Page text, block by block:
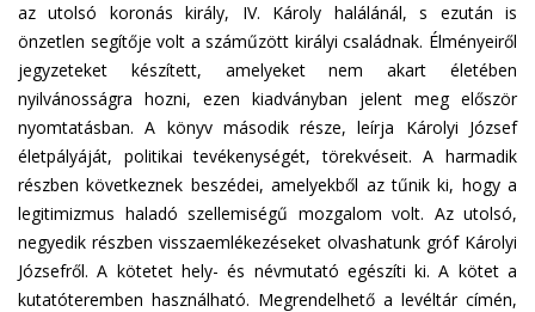
az utolsó koronás király, IV. Károly halálánál, s ezután is
önzetlen segítője volt a száműzött királyi családnak. Élményeiről
jegyzeteket készített, amelyeket nem akart életében
nyilvánosságra hozni, ezen kiadványban jelent meg először
nyomtatásban. A könyv második része, leírja Károlyi József
életpályáját, politikai tevékenységét, törekvéseit. A harmadik
részben következnek beszédei, amelyekből az tűnik ki, hogy a
legitimizmus haladó szellemiségű mozgalom volt. Az utolsó,
negyedik részben visszaemlékezéseket olvashatunk gróf Károlyi
Józsefről. A kötetet hely- és névmutató egészíti ki. A kötet a
kutatóteremben használható. Megrendelhető a levéltár címén,